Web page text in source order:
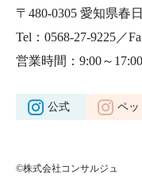
〒480-0305 愛知県春
Tel：0568-27-9225／
営業時間：9:00～17:00
公式 ペッ
©株式会社コンサルジュ